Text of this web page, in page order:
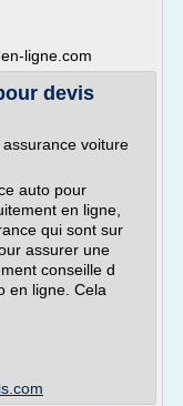
ligne.com
devis
voiture
auto pour
en ligne,
qui sont sur
assurer une
conseille d
en ligne. Cela